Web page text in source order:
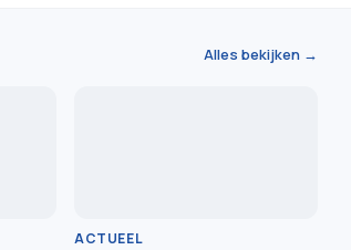
Alles bekijken →
ACTUEEL